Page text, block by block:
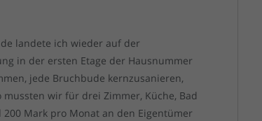
landete ich wieder auf der
in der ersten Etage der Hausnummer
jede Bruchbude kernzusanieren,
wir für drei Zimmer, Küche, Bad
Mark pro Monat an den Eigentümer